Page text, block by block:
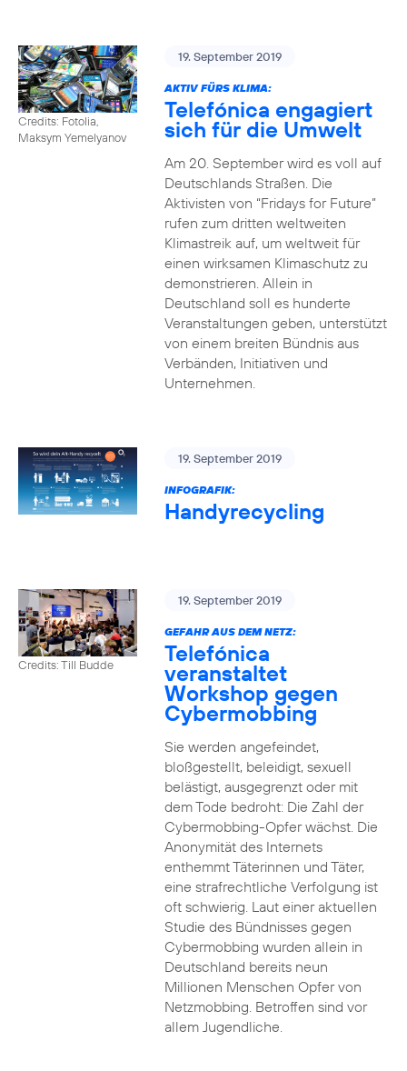
Credits: Fotolia,
Maksym Yemelyanov
19. September 2019
AKTIV FÜRS KLIMA:
Telefónica engagiert
sich für die Umwelt
Am 20. September wird es voll auf
Deutschlands Straßen. Die
Aktivisten von “Fridays for Future”
rufen zum dritten weltweiten
Klimastreik auf, um weltweit für
einen wirksamen Klimaschutz zu
demonstrieren. Allein in
Deutschland soll es hunderte
Veranstaltungen geben, unterstützt
von einem breiten Bündnis aus
Verbänden, Initiativen und
Unternehmen.
19. September 2019
INFOGRAFIK:
Handyrecycling
Credits: Till Budde
19. September 2019
GEFAHR AUS DEM NETZ:
Telefónica
veranstaltet
Workshop gegen
Cybermobbing
Sie werden angefeindet,
bloßgestellt, beleidigt, sexuell
belästigt, ausgegrenzt oder mit
dem Tode bedroht: Die Zahl der
Cybermobbing-Opfer wächst. Die
Anonymität des Internets
enthemmt Täterinnen und Täter,
eine strafrechtliche Verfolgung ist
oft schwierig. Laut einer aktuellen
Studie des Bündnisses gegen
Cybermobbing wurden allein in
Deutschland bereits neun
Millionen Menschen Opfer von
Netzmobbing. Betroffen sind vor
allem Jugendliche.